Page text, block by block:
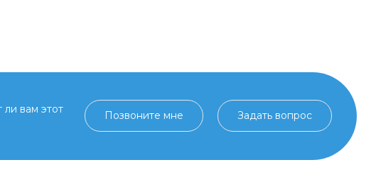
вам этот
Позвоните мне Задать вопрос